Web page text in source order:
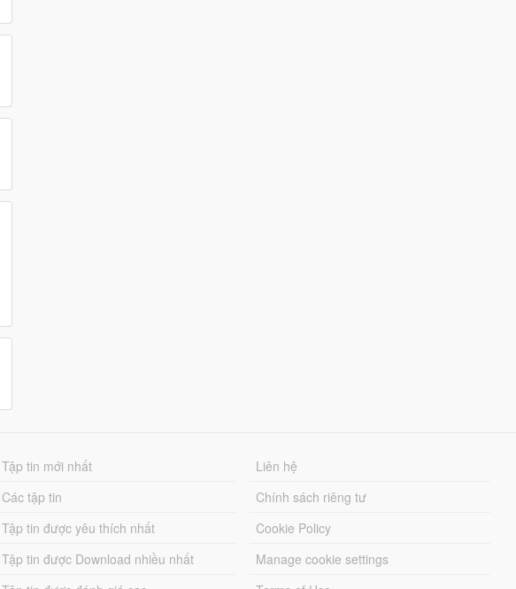
Tập tin mới nhất
Các tập tin
Tập tin được yêu thích nhất
Tập tin được Download nhiều nhất
Liên hệ
Chính sách riêng tư
Cookie Policy
Manage cookie settings